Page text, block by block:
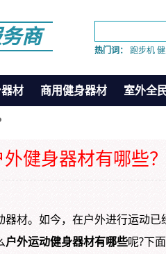
商
热门词： 跑步机
材 商用健身器材 室外全
外健身器材有哪些？
材。如今，在户外进行运动
户外运动健身器材有哪些呢?下